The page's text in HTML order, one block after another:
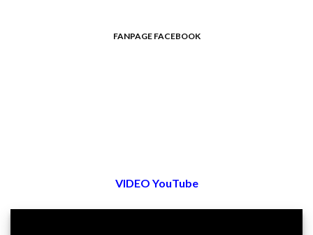
FANPAGE FACEBOOK
VIDEO YouTube